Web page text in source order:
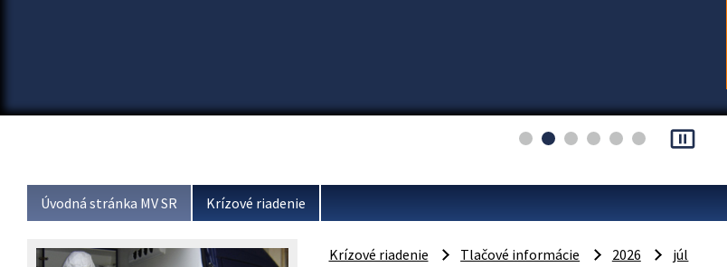
pause_presentation
Úvodná stránka MV SR Krízové riadenie
Krízové riadenie Tlačové informácie 2026 júl